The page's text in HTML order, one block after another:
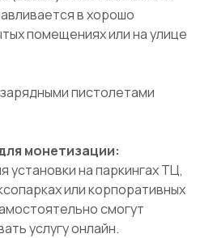
в хорошо
помещениях или на улице
пистолетами
монетизации:
установки на паркингах ТЦ,
или корпоративных
смогут
услугу онлайн.